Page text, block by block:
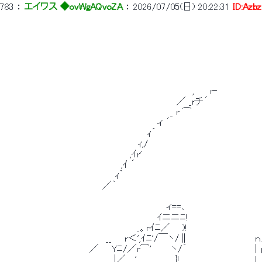
783 ： エイワス ◆ovWgAQvoZA ： 2026/07/05(日) 20:22:31
,　　 r‐
／ _rチ´
_ r ⌒
ィ ´
ｨ´　　　　　　 　 　 　 　 　 　 　 　 ､__人_
ｨ,/　　　　　　　　　　　　　 　 　 　 　 ）　
,ｲr'　　　　　　　　　　　　　　 　 　 　
,ｲ ´　　　　　　　　　　　　　　　　　　　　　　　　　　　　
ｨ｀　　　　　　　　　　　　　　　　　　　　　　　　　　　　　
／｀　　　　　　　　　　　　　　　　　　　　　　　　　　　　　
ィ==､　　　　　　　　　　　　　　　　　　　　　　　　
ｲニニﾆ!　　　　　　　　　　　　　　　　　　　　　　　　
_。rｲﾆ／ 　 )!
__　　r＜',ｲﾆ'/￣ヽ/∥　　　　 　 　 　 　 ｎ
／　　Yﾆ/／r⌒'　　　ヽ/｀　　　　　　　　　　  |┌‐┘　
|／　 '　　　　　　}!　 　 　 　 　 　 　 　 Ｌ.二ｺ　　